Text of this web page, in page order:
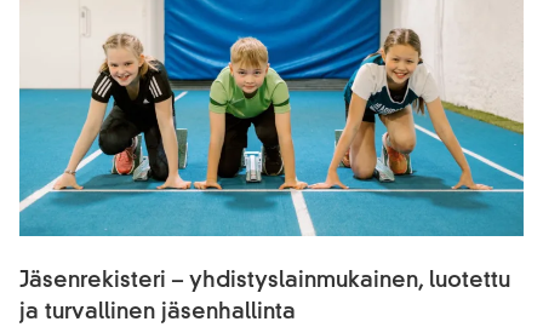
Jäsenrekisteri – yhdistyslainmukainen, luotettu
ja turvallinen jäsenhallinta